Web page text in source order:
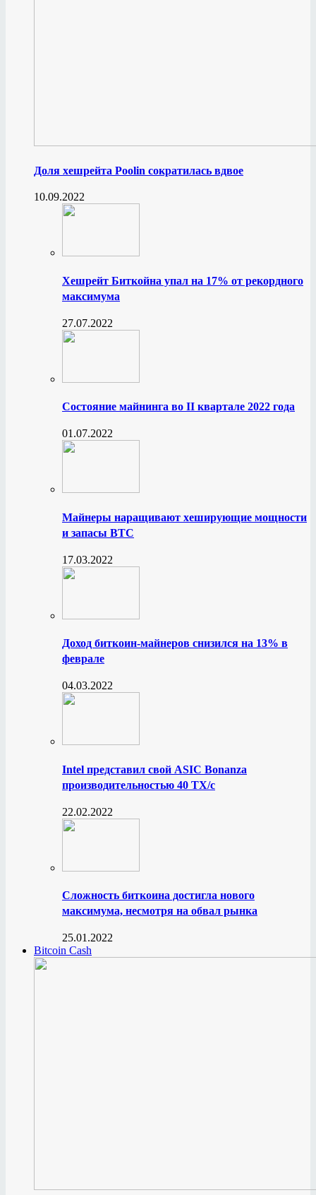
Доля хешрейта Poolin сократилась вдвое
10.09.2022
Хешрейт Биткойна упал на 17% от рекордного
максимума
27.07.2022
Состояние майнинга во II квартале 2022 года
01.07.2022
Майнеры наращивают хеширующие мощности
и запасы BTC
17.03.2022
Доход биткоин-майнеров снизился на 13% в
феврале
04.03.2022
Intel представил свой ASIC Bonanza
производительностью 40 ТХ/с
22.02.2022
Сложность биткоина достигла нового
максимума, несмотря на обвал рынка
25.01.2022
Bitcoin Cash